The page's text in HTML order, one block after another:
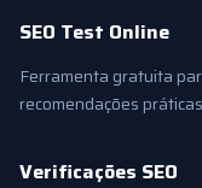
SEO Test Online
Ferramenta gratuita
recomendações
Verificações SEO